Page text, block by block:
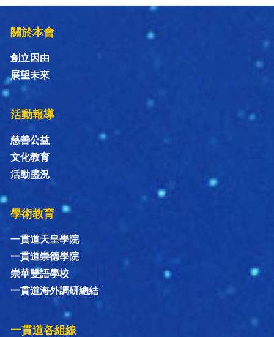
關於本會
創立因由
展望未來
活動報導
慈善公益
文化教育
活動盛況
學術教育
一貫道天皇學院
一貫道崇德學院
崇華雙語學校
一貫道海外調研總結
一貫道各組線